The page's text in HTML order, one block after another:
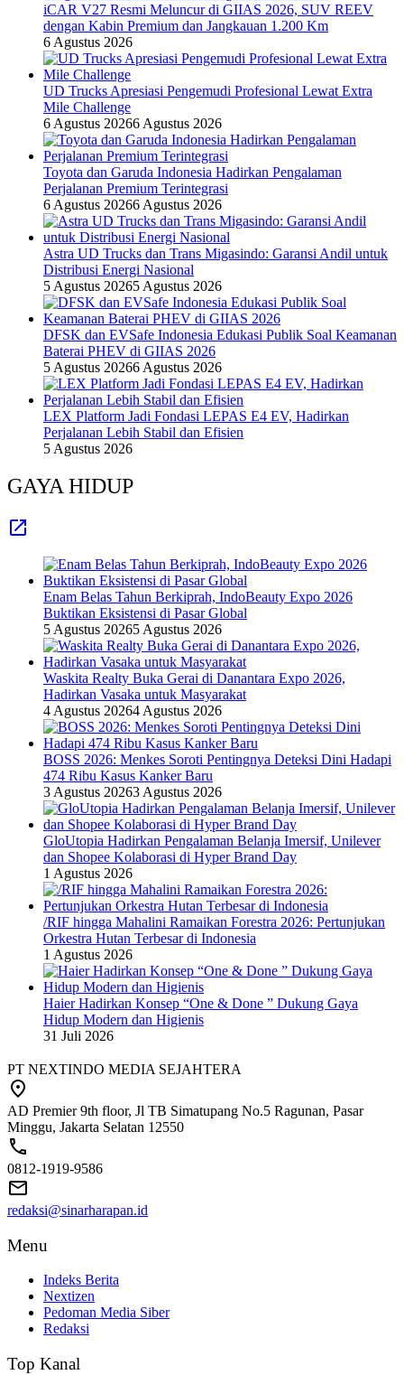
iCAR V27 Resmi Meluncur di GIIAS 2026, SUV REEV
dengan Kabin Premium dan Jangkauan 1.200 Km
6 Agustus 2026
UD Trucks Apresiasi Pengemudi Profesional Lewat Extra
Mile Challenge
6 Agustus 20266 Agustus 2026
Toyota dan Garuda Indonesia Hadirkan Pengalaman
Perjalanan Premium Terintegrasi
6 Agustus 20266 Agustus 2026
Astra UD Trucks dan Trans Migasindo: Garansi Andil untuk
Distribusi Energi Nasional
5 Agustus 20265 Agustus 2026
DFSK dan EVSafe Indonesia Edukasi Publik Soal Keamanan
Baterai PHEV di GIIAS 2026
5 Agustus 20266 Agustus 2026
LEX Platform Jadi Fondasi LEPAS E4 EV, Hadirkan
Perjalanan Lebih Stabil dan Efisien
5 Agustus 2026
GAYA HIDUP
Enam Belas Tahun Berkiprah, IndoBeauty Expo 2026
Buktikan Eksistensi di Pasar Global
5 Agustus 20265 Agustus 2026
Waskita Realty Buka Gerai di Danantara Expo 2026,
Hadirkan Vasaka untuk Masyarakat
4 Agustus 20264 Agustus 2026
BOSS 2026: Menkes Soroti Pentingnya Deteksi Dini Hadapi
474 Ribu Kasus Kanker Baru
3 Agustus 20263 Agustus 2026
GloUtopia Hadirkan Pengalaman Belanja Imersif, Unilever
dan Shopee Kolaborasi di Hyper Brand Day
1 Agustus 2026
/RIF hingga Mahalini Ramaikan Forestra 2026: Pertunjukan
Orkestra Hutan Terbesar di Indonesia
1 Agustus 2026
Haier Hadirkan Konsep “One & Done ” Dukung Gaya
Hidup Modern dan Higienis
31 Juli 2026
PT NEXTINDO MEDIA SEJAHTERA
AD Premier 9th floor, Jl TB Simatupang No.5 Ragunan, Pasar
Minggu, Jakarta Selatan 12550
0812-1919-9586
redaksi@sinarharapan.id
Menu
Indeks Berita
Nextizen
Pedoman Media Siber
Redaksi
Top Kanal